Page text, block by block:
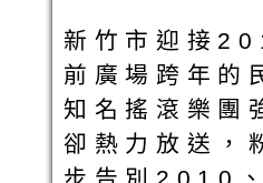
新竹市迎接
前廣場跨年的
知名搖滾樂團
卻熱力放送，